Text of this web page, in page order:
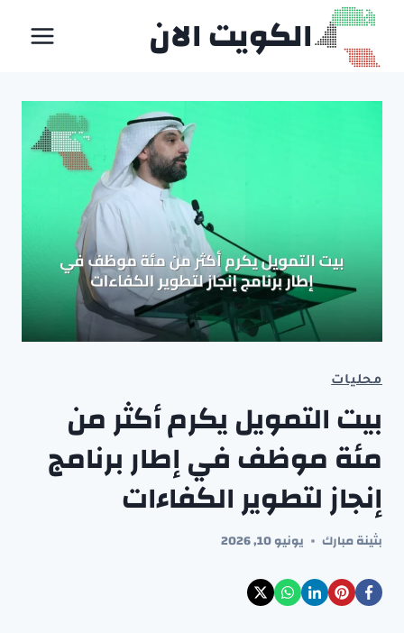
التجاوز
المحتوى
الكويت الان
محليات
بيت التمويل يكرم أكثر من
مئة موظف في إطار برنامج
إنجاز لتطوير الكفاءات
بثينة مبارك يونيو 10, 2026